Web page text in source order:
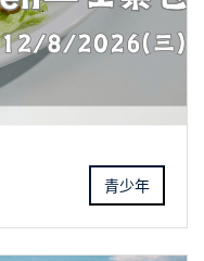
青少年